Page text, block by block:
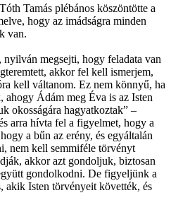
Tamás plébános köszöntötte a
hogy az imádságra minden
van.
nyilván megsejti, hogy feladata van
akkor fel kell ismerjem,
kell váltanom. Ez nem könnyű, ha
ahogy Ádám meg Éva is az Isten
okosságára hagyatkoztak” –
arra hívta fel a figyelmet, hogy a
a bűn az erény, és egyáltalán
nem kell semmiféle törvényt
akkor azt gondoljuk, biztosan
gondolkodni. De figyeljünk a
akik Isten törvényeit követték, és